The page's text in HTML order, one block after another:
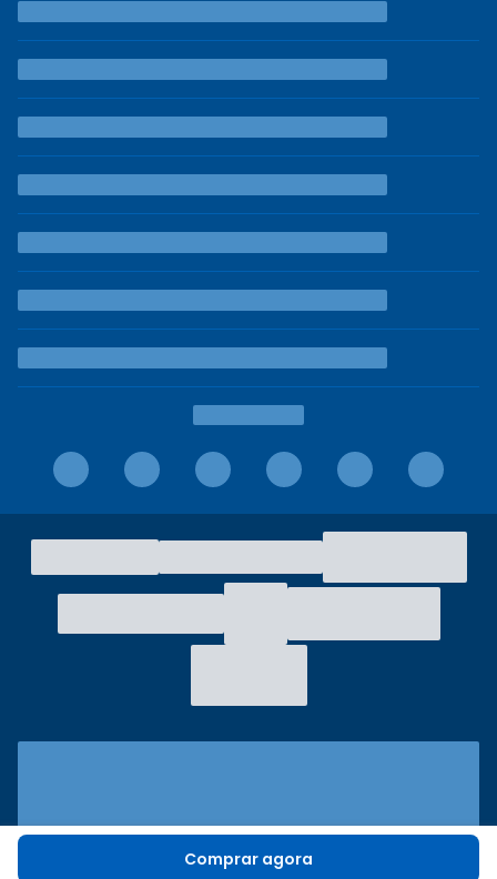
Comprar agora